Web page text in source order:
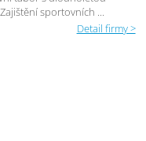
sportovních ...
Detail firmy >